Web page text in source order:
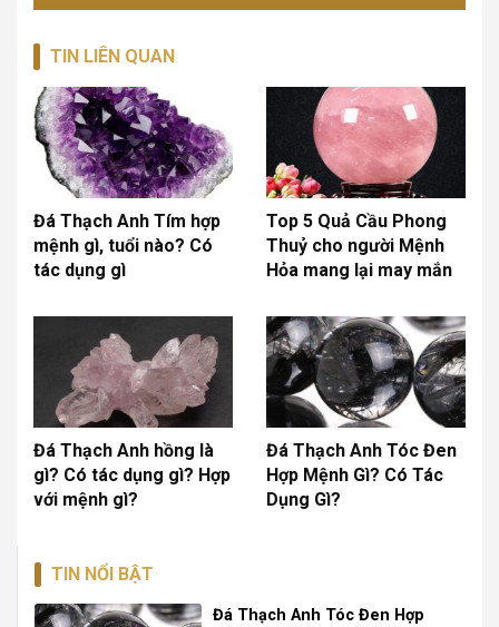
TIN NỔI BẬT
Đá Thạch Anh Tóc Đen Hợp
TIN LIÊN QUAN
Đá Thạch Anh Tím hợp
mệnh gì, tuổi nào? Có
tác dụng gì
Top 5 Quả Cầu Phong
Thuỷ cho người Mệnh
Hỏa mang lại may mắn
Đá Thạch Anh hồng là
gì? Có tác dụng gì? Hợp
với mệnh gì?
Đá Thạch Anh Tóc Đen
Hợp Mệnh Gì? Có Tác
Dụng Gì?